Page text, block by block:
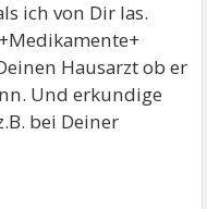
ich von Dir las.
Hausarzt ob er
Und erkundige
bei Deiner